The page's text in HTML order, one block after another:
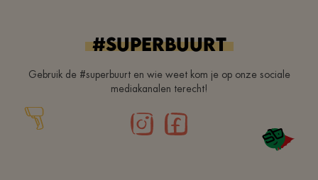
#superbuurt
Gebruik de #superbuurt en wie weet kom je op onze sociale
mediakanalen terecht!